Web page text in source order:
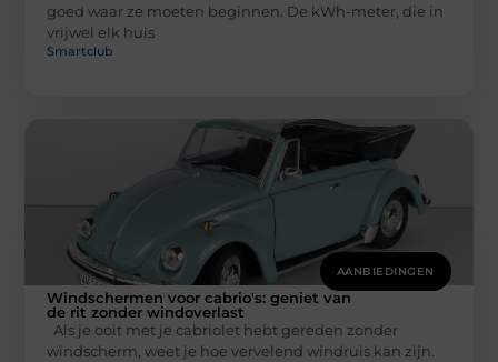
goed waar ze moeten beginnen. De kWh-meter, die in
vrijwel elk huis
Smartclub
AANBIEDINGEN
Windschermen voor cabrio's: geniet van
de rit zonder windoverlast
Als je ooit met je cabriolet hebt gereden zonder
windscherm, weet je hoe vervelend windruis kan zijn.